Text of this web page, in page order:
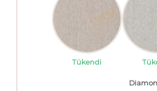
Tükendi